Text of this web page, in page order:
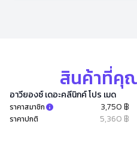
สินค้าที่คุ
อาวียองซ์ เดอะคลีนิกค์ โปร เมด
ราคาสมาชิก 3,750 ฿
ราคาปกติ 5,360 ฿